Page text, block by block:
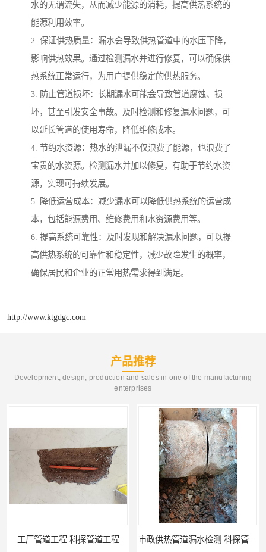
水的无谓流失，从而减少能源的消耗，提高供热系统的
能源利用效率。
2. 保证供热质量：漏水会导致供热管道中的水压下降，
影响供热效果。通过检测漏水并进行修复，可以确保供
热系统正常运行，为用户提供稳定的供热服务。
3. 防止管道损坏：长期漏水可能会导致管道腐蚀、损
坏，甚至引发安全事故。及时检测和修复漏水问题，可
以延长管道的使用寿命，降低维修成本。
4. 节约水资源：热水的泄漏不仅浪费了能源，也浪费了
宝贵的水资源。检测漏水并加以修复，有助于节约水资
源，实现可持续发展。
5. 降低运营成本：减少漏水可以降低供热系统的运营成
本，包括能源费用、维修费用和水资源费用等。
6. 提高系统可靠性：及时发现和解决漏水问题，可以提
高供热系统的可靠性和稳定性，减少故障发生的概率，
确保居民和企业的正常用热需求得到满足。
http://www.ktgdgc.com
产品推荐
Development, design, production and sales in one of the manufacturing
enterprises
消防管道漏水公司 科探管道工程